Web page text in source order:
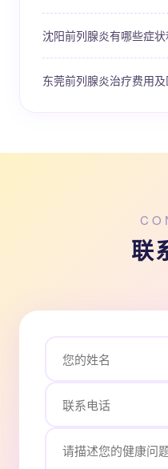
沈阳前列腺炎有哪些症
东莞前列腺炎治疗费用
联